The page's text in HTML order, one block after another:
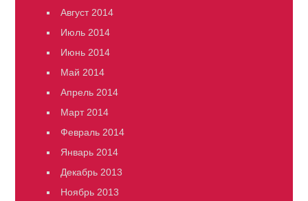
Август 2014
Июль 2014
Июнь 2014
Май 2014
Апрель 2014
Март 2014
Февраль 2014
Январь 2014
Декабрь 2013
Ноябрь 2013